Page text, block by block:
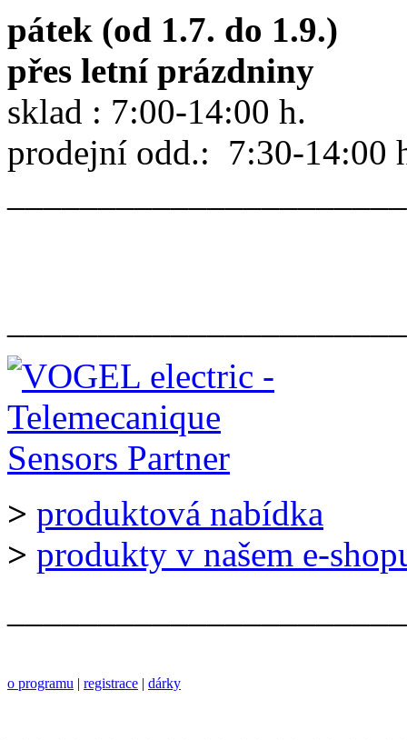
pátek (od 1.7. do 1.9.)
přes letní prázdniny
sklad : 7:00-14:00 h.
prodejní odd.: 7:30-14:00
> produktová nabídka
> produkty v našem e-
o programu | registrace | dárky